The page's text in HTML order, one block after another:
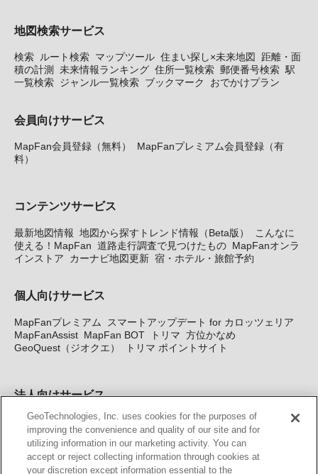
地図検索サービス
検索 ルート検索 マップツール 住まい探し×未来地図
距離・面
積の計測
未来情報ランキング 住所一覧検索 郵便番号検索 駅
一覧検索 ジャンル一覧検索 ブックマーク おでかけプラン
会員向けサービス
MapFan会員登録（無料）
MapFanプレミアム会員登録（有
料）
コンテンツサービス
最新地図情報 地図から探すトレンド情報（Beta版）
こんなに
使える！MapFan 道路走行調査で見つけたもの MapFanオンラ
インストア
カーナビ地図更新 宿・ホテル・旅館予約
個人向けサービス
MapFanプレミアム
スマートアップデート for カロッツェリア
MapFanAssist MapFan BOT トリマ 方位かなめ
GeoQuest（ジオクエ）
トリマ ポイントサイト
法人向けサービス
法人向け地図・位置情報サービス WEBサイト・システム向け地
図API Windows PC向け地図開発キット MapFan DB 住所確認
サービス
MAP WORLD+ トリマ広告 Geo-Research
GeoTechnologies, Inc. uses cookies for the purposes of
improving the convenience and quality of our site and for
utilizing information in our marketing activity. You can
accept or reject collecting information through cookies at
your discretion except information essential to the